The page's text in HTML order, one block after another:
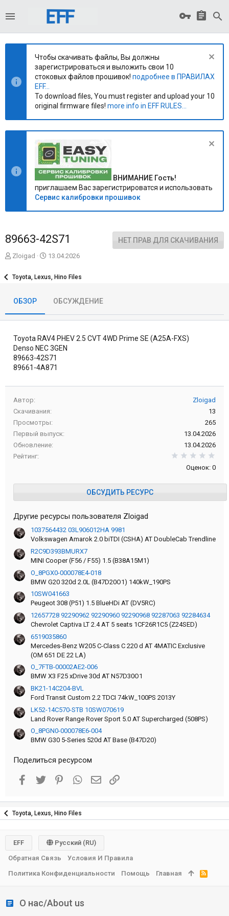
Чтобы скачивать файлы, Вы должны
зарегистрироваться и выложить свои 10
стоковых файлов прошивок! подробнее в ПРАВИЛАХ
EFF...
To download files, You must register and upload your 10
original firmware files! more info in EFF RULES...
ВНИМАНИЕ Гость!
приглашаем Вас зарегистрироватся и использовать
Сервис калибровки прошивок
89663-42S71 НЕТ ПРАВ ДЛЯ СКАЧИВАНИЯ
А
т
Zloigad
Д
д
н
и
я
13.04.2026
Toyota, Lexus, Hino Files
ОБЗОР ОБСУЖДЕНИЕ
Toyota RAV4 PHEV 2.5 CVT 4WD Prime SE (A25A-FXS)
Denso NEC 3GEN
89663-42S71
89661-4A871
Автор
Zloigad
Скачивания
13
Просмотры
265
Первый выпуск
13.04.2026
Обновление
13.04.2026
Рейтинг
Оценок: 0
ОБСУДИТЬ РЕСУРС
Другие ресурсы пользователя Zloigad
1037564432 03L906012HA 9981
Volkswagen Amarok 2.0 biTDI (CSHA) AT DoubleCab Trendline
R2C9D393BMURX7
MINI Cooper (F56 / F55) 1.5 (B38A15M1)
O_8PGX0-000078E4-018
BMW G20 320d 2.0L (B47D20O1) 140kW_190PS
10SW041663
Peugeot 308 (P51) 1.5 BlueHDi AT (DV5RC)
12657728 92290962 92290960 92290968 92287063 92284634
Chevrolet Captiva LT 2.4 АT 5 seats 1CF26R1С5 (Z24SED)
6519035860
Mercedes-Benz W205 C-Class C 220 d AT 4MATIC Exclusive
(OM 651 DE 22 LA)
O_7FTB-00002AE2-006
BMW X3 F25 xDrive 30d AT N57D30O1
BK21-14C204-BVL
Ford Transit Custom 2.2 TDCI 74kW_100PS 2013Y
LK52-14C570-STB 10SW070619
Land Rover Range Rover Sport 5.0 AT Supercharged (508PS)
O_8PGN0-000078E6-004
BMW G30 5-Series 520d AT Base (B47D20)
Поделиться ресурсом
Facebook
Twitter PinterestWhatsAppЭлектронная почта
Ссылка
Toyota, Lexus, Hino Files
О нас/About us
EFF
Русский (RU)
Обратная Связь
Условия И Правила
Политика Конфиденциальности
Помощь Главная
R